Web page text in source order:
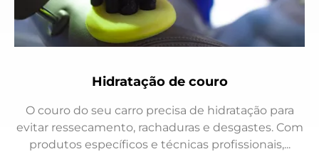
Hidratação de couro
O couro do seu carro precisa de hidratação para
evitar ressecamento, rachaduras e desgastes. Com
produtos específicos e técnicas profissionais,...